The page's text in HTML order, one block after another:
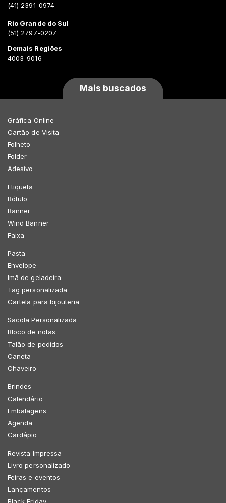
(41) 2391-0974
Rio Grande do Sul
(51) 2797-0207
Demais Regiões
4003-9016
Mais buscados
Gráfica Online
Cartão de Visita
Folheto
Folder
Adesivo
Etiqueta
Rótulo
Banner
Wind Banner
Faixa
Pasta
Envelope
Imã de geladeira
Tag personalizada
Cartela para bijouteria
Sacola Personalizada
Bloco de notas
Talão de pedidos
Caneta
Chaveiro
Brindes
Calendário
Embalagens
Agenda
Cardápio
Revista Impressa
Livro personalizado
Feiras e eventos
Lançamentos
Black Friday